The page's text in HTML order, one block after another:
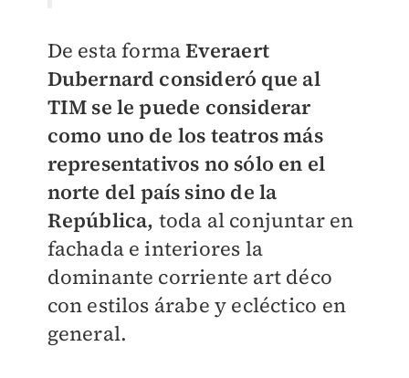
De esta formaEveraert
Dubernard consideró que al
TIM se le puede considerar
como uno de los teatros más
representativos no sólo en el
norte del país sino de la
República, toda al conjuntar en
fachada e interiores la
dominante corriente art déco
con estilos árabe y ecléctico en
general.